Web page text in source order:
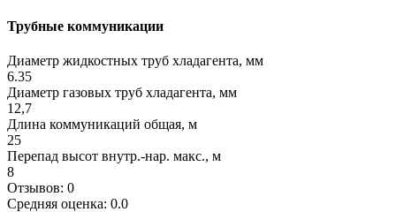
Трубные коммуникации
Диаметр жидкостных труб хладагента, мм
6.35
Диаметр газовых труб хладагента, мм
12,7
Длина коммуникаций общая, м
25
Перепад высот внутр.-нар. макс., м
8
Отзывов: 0
Средняя оценка: 0.0